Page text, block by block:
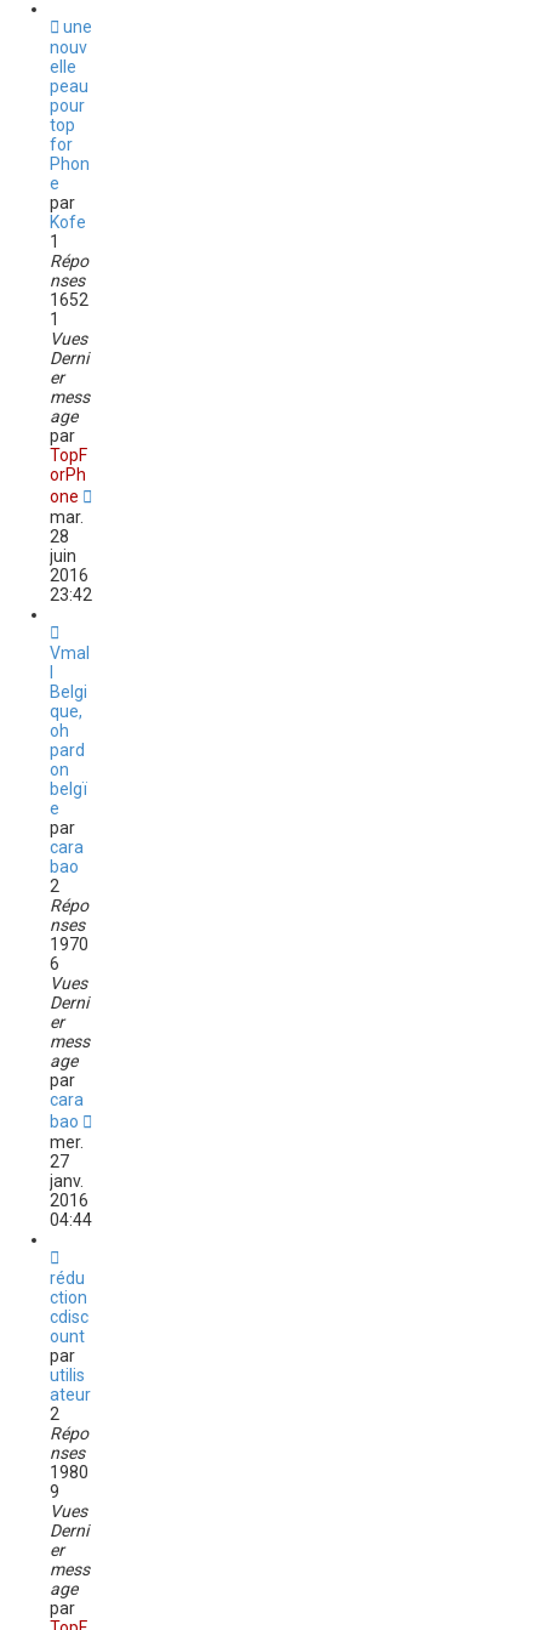
une
nouv
elle
peau
pour
top
for
Phon
e
par
Kofe
1
Répo
nses
1652
1
Vues
Derni
er
mess
age
par
TopF
orPh
one
mar.
28
juin
2016
23:42
Vmal
Belgi
que,
oh
pard
on
belgï
e
par
cara
bao
2
Répo
nses
1970
6
Vues
Derni
er
mess
age
par
cara
bao
mer.
27
janv.
2016
04:44
rédu
ction
cdisc
ount
par
utilis
ateur
2
Répo
nses
1980
9
Vues
Derni
er
mess
age
par